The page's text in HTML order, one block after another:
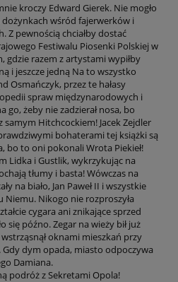
kroczy Edward Gierek. Nie mogło
wśród fajerwerków i
Z pewnością chciałby dostać
Festiwalu Piosenki Polskiej w
gdzie razem z artystami wypiłby
i jeszcze jedną Na to wszystko
Osmańczyk, przez te hałasy
spraw międzynarodowych i
go, żeby nie zadzierał nosa, bo
samym Hitchcockiem! Jacek Zejdler
bohaterami tej książki są
bo to oni pokonali Wrota Piekieł!
Lidka i Gustlik, wykrzykując na
tłumy i basta! Wówczas na
na biało, Jan Paweł II i wszystkie
Nikogo nie rozproszyła
cygara ani znikające sprzed
się późno. Zegar na wieży bił już
oknami mieszkań przy
Gdy dym opada, miasto odpoczywa
Damiana.
podróż z Sekretami Opola!